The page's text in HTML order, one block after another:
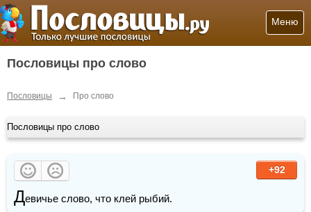
Меню
Пословицы про слово
Пословицы → Про слово
Пословицы про слово
+92
Девичье слово, что клей рыбий.